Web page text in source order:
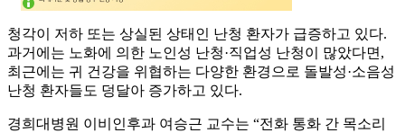
청각이 저하 또는 상실된 상태인 난청 환자가 급증하고 있다.
과거에는 노화에 의한 노인성 난청·직업성 난청이 많았다면,
최근에는 귀 건강을 위협하는 다양한 환경으로 돌발성·소음성
난청 환자들도 덩달아 증가하고 있다.
경희대병원 이비인후과 여승근 교수는 “전화 통화 간 목소리